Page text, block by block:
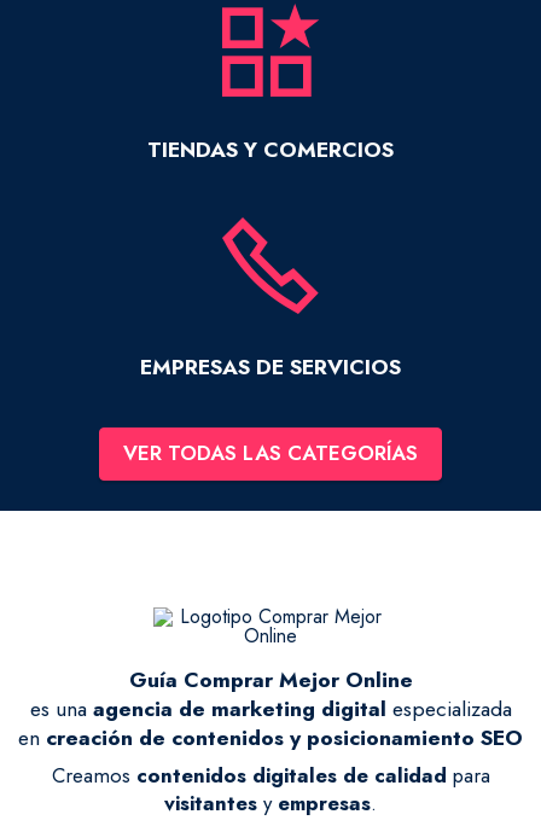
TIENDAS Y COMERCIOS
EMPRESAS DE SERVICIOS
VER TODAS LAS CATEGORÍAS
Guía Comprar Mejor Online
es unaagencia de marketing digital especializada
en creación de contenidos y posicionamiento SEO
Creamos contenidos digitales de calidad para
visitantes y empresas.